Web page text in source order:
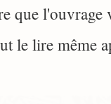
que
le lire même